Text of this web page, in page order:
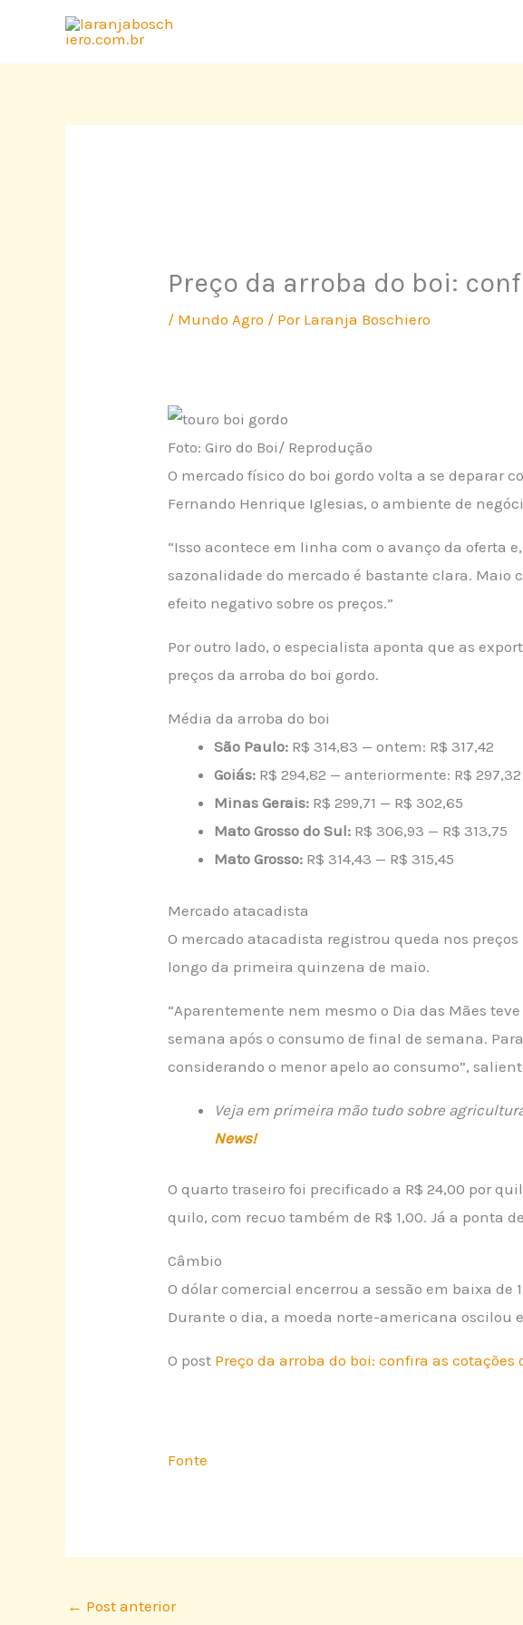
o
Preço da arroba do boi:
/ Mundo Agro / Por Laranja Boschiero
Foto: Giro do Boi/ Reprodução
O mercado físico do boi gordo volta a se deparar
Fernando Henrique Iglesias, o ambiente de
“Isso acontece em linha com o avanço da oferta
sazonalidade do mercado é bastante clara.
efeito negativo sobre os preços.”
Por outro lado, o especialista aponta que as
preços da arroba do boi gordo.
Média da arroba do boi
São Paulo: R$ 314,83 — ontem: R$ 317,42
Goiás: R$ 294,82 — anteriormente: R$ 297,32
Minas Gerais: R$ 299,71 — R$ 302,65
Mato Grosso do Sul: R$ 306,93 — R$ 313,75
Mato Grosso: R$ 314,43 — R$ 315,45
Mercado atacadista
O mercado atacadista registrou queda nos
longo da primeira quinzena de maio.
“Aparentemente nem mesmo o Dia das Mães
semana após o consumo de final de semana.
considerando o menor apelo ao consumo”,
Veja em primeira mão tudo sobre
News!
O quarto traseiro foi precificado a R$ 24,00 por
quilo, com recuo também de R$ 1,00. Já a ponta
Câmbio
O dólar comercial encerrou a sessão em baixa de
Durante o dia, a moeda norte-americana oscilou
O post Preço da arroba do boi: confira as cotações
Fonte
← Post anterior